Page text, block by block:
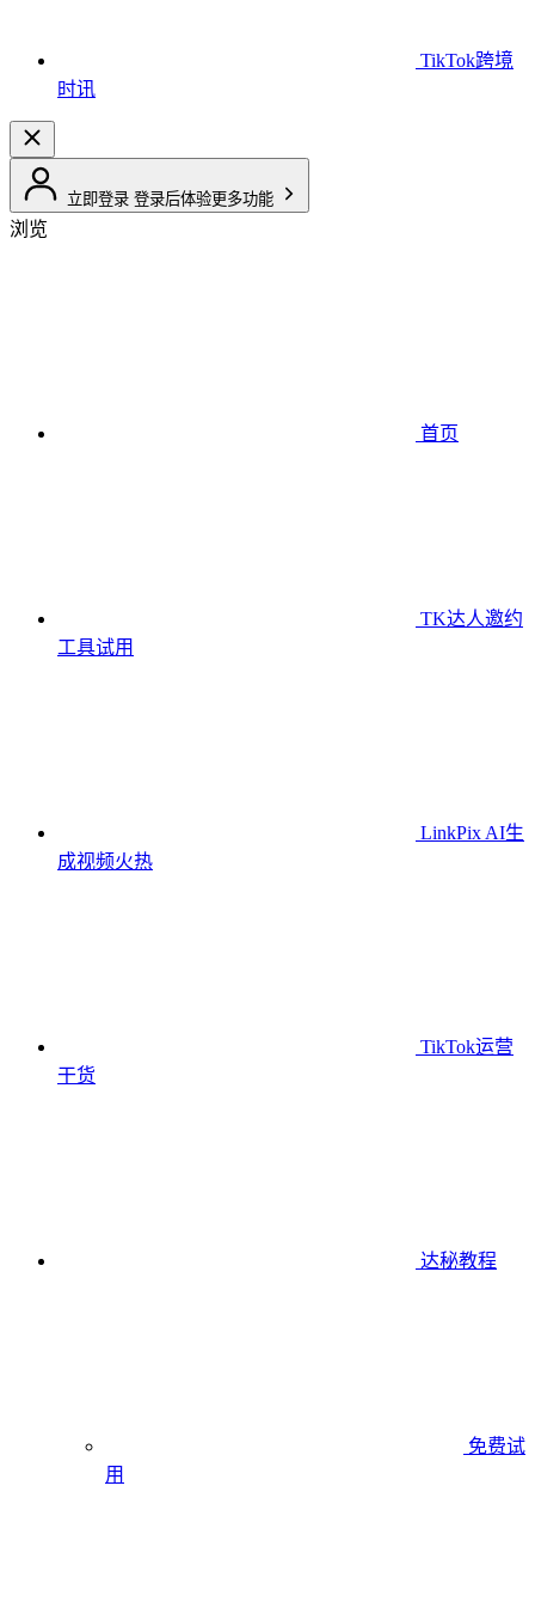
TikTok跨境
时讯
立即登录 登录后体验更多功能
浏览
首页
TK达人邀约
工具试用
LinkPix AI生
成视频火热
TikTok运营
干货
达秘教程
免费试
用